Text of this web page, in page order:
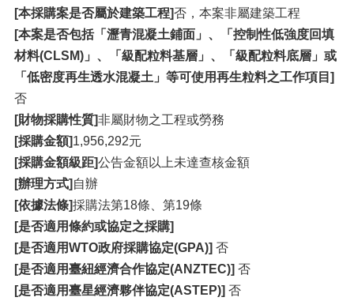
[本採購案是否屬於建築工程]否，本案非屬建築工程
[本案是否包括「瀝青混凝土鋪面」、「控制性低強度回填
材料(CLSM)」、「級配粒料基層」、「級配粒料底層」或
「低密度再生透水混凝土」等可使用再生粒料之工作項目]
否
[財物採購性質]非屬財物之工程或勞務
[採購金額]1,956,292元
[採購金額級距]公告金額以上未達查核金額
[辦理方式] 自辦
[依據法條]採購法第18條、第19條
[是否適用條約或協定之採購]
[是否適用WTO政府採購協定(GPA)] 否
[是否適用臺紐經濟合作協定(ANZTEC)] 否
[是否適用臺星經濟夥伴協定(ASTEP)] 否